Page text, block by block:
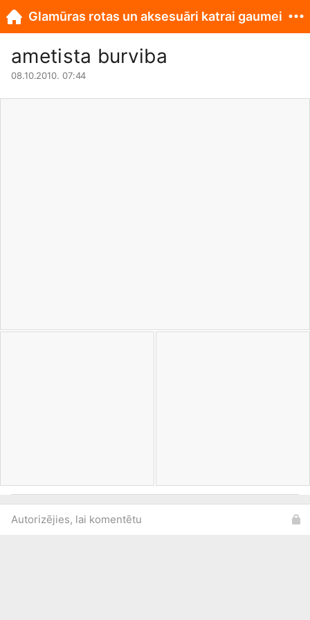
ametista burviba
08.10.2010. 07:44
Autorizējies, lai komentētu
Glamūras rotas un aksesuāri katrai gaumei